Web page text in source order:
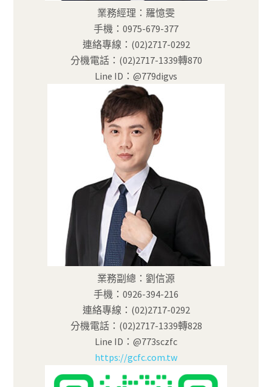
業務經理：羅憶雯
手機：0975-679-377
連絡專線：(02)2717-0292
分機電話：(02)2717-1339轉870
Line ID：@779digvs
業務副總：劉信源
手機：0926-394-216
連絡專線：(02)2717-0292
分機電話：(02)2717-1339轉828
Line ID：@773sczfc
https://gcfc.com.tw